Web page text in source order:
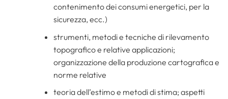
contenimento dei consumi energetici, per la
sicurezza, ecc.)
strumenti, metodi e tecniche di rilevamento
topografico e relative applicazioni;
organizzazione della produzione cartografica e
norme relative
teoria dell’estimo e metodi di stima; aspetti